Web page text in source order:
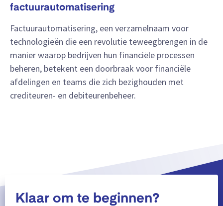
factuurautomatisering
Factuurautomatisering, een verzamelnaam voor
technologieën die een revolutie teweegbrengen in de
manier waarop bedrijven hun financiële processen
beheren, betekent een doorbraak voor financiële
afdelingen en teams die zich bezighouden met
crediteuren- en debiteurenbeheer.
Klaar om te beginnen?